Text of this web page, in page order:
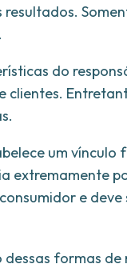
do
clientes.
um
extremamente
e
formas de